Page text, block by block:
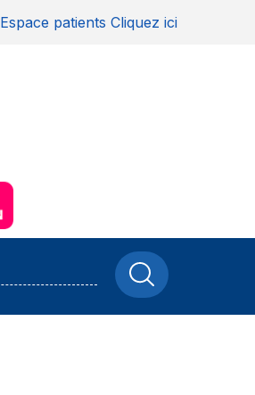
Espace patients Cliquez ici